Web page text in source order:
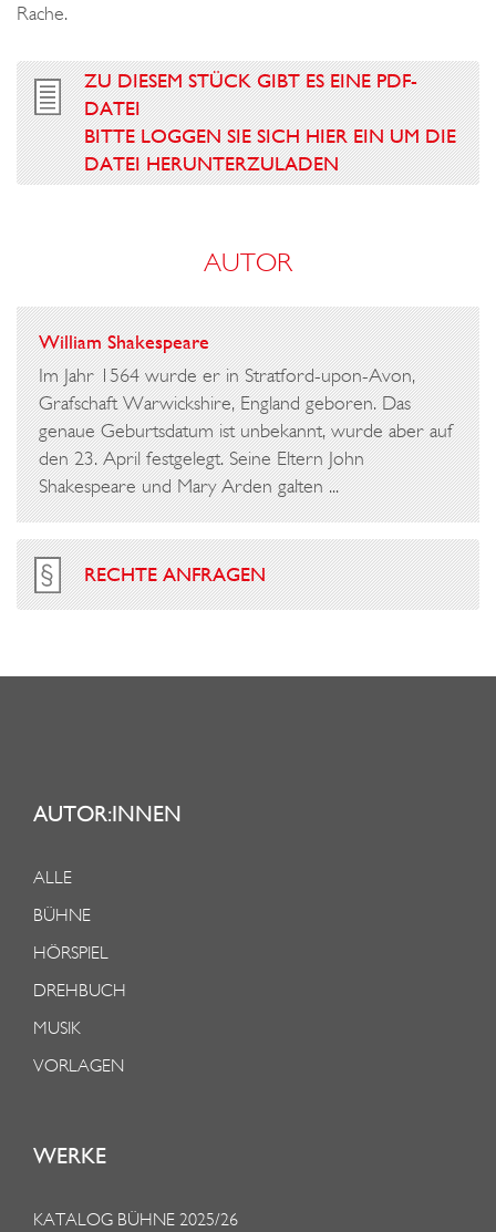
Rache.
ZU DIESEM STÜCK GIBT ES EINE PDF-
DATEI
BITTE LOGGEN SIE SICH HIER EIN UM DIE
DATEI HERUNTERZULADEN
AUTOR
William Shakespeare
Im Jahr 1564 wurde er in Stratford-upon-Avon,
Grafschaft Warwickshire, England geboren. Das
genaue Geburtsdatum ist unbekannt, wurde aber auf
den 23. April festgelegt. Seine Eltern John
Shakespeare und Mary Arden galten ...
RECHTE ANFRAGEN
AUTOR:INNEN
ALLE
BÜHNE
HÖRSPIEL
DREHBUCH
MUSIK
VORLAGEN
WERKE
KATALOG BÜHNE 2025/26